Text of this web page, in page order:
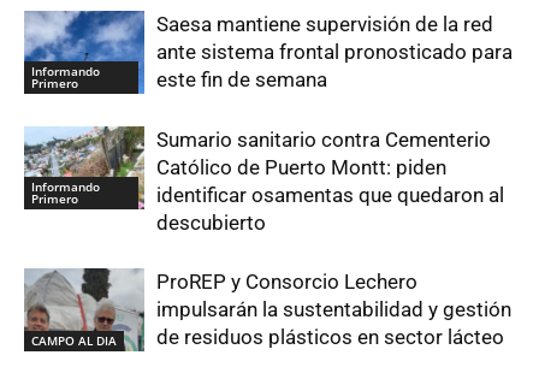
Informando
Primero
Saesa mantiene supervisión de la red
ante sistema frontal pronosticado para
este fin de semana
Informando
Primero
Sumario sanitario contra Cementerio
Católico de Puerto Montt: piden
identificar osamentas que quedaron al
descubierto
CAMPO AL DIA
ProREP y Consorcio Lechero
impulsarán la sustentabilidad y gestión
de residuos plásticos en sector lácteo